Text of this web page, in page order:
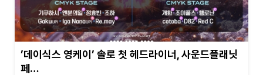
’데이식스 영케이’ 솔로 첫 헤드라이너, 사운드플래닛
페…